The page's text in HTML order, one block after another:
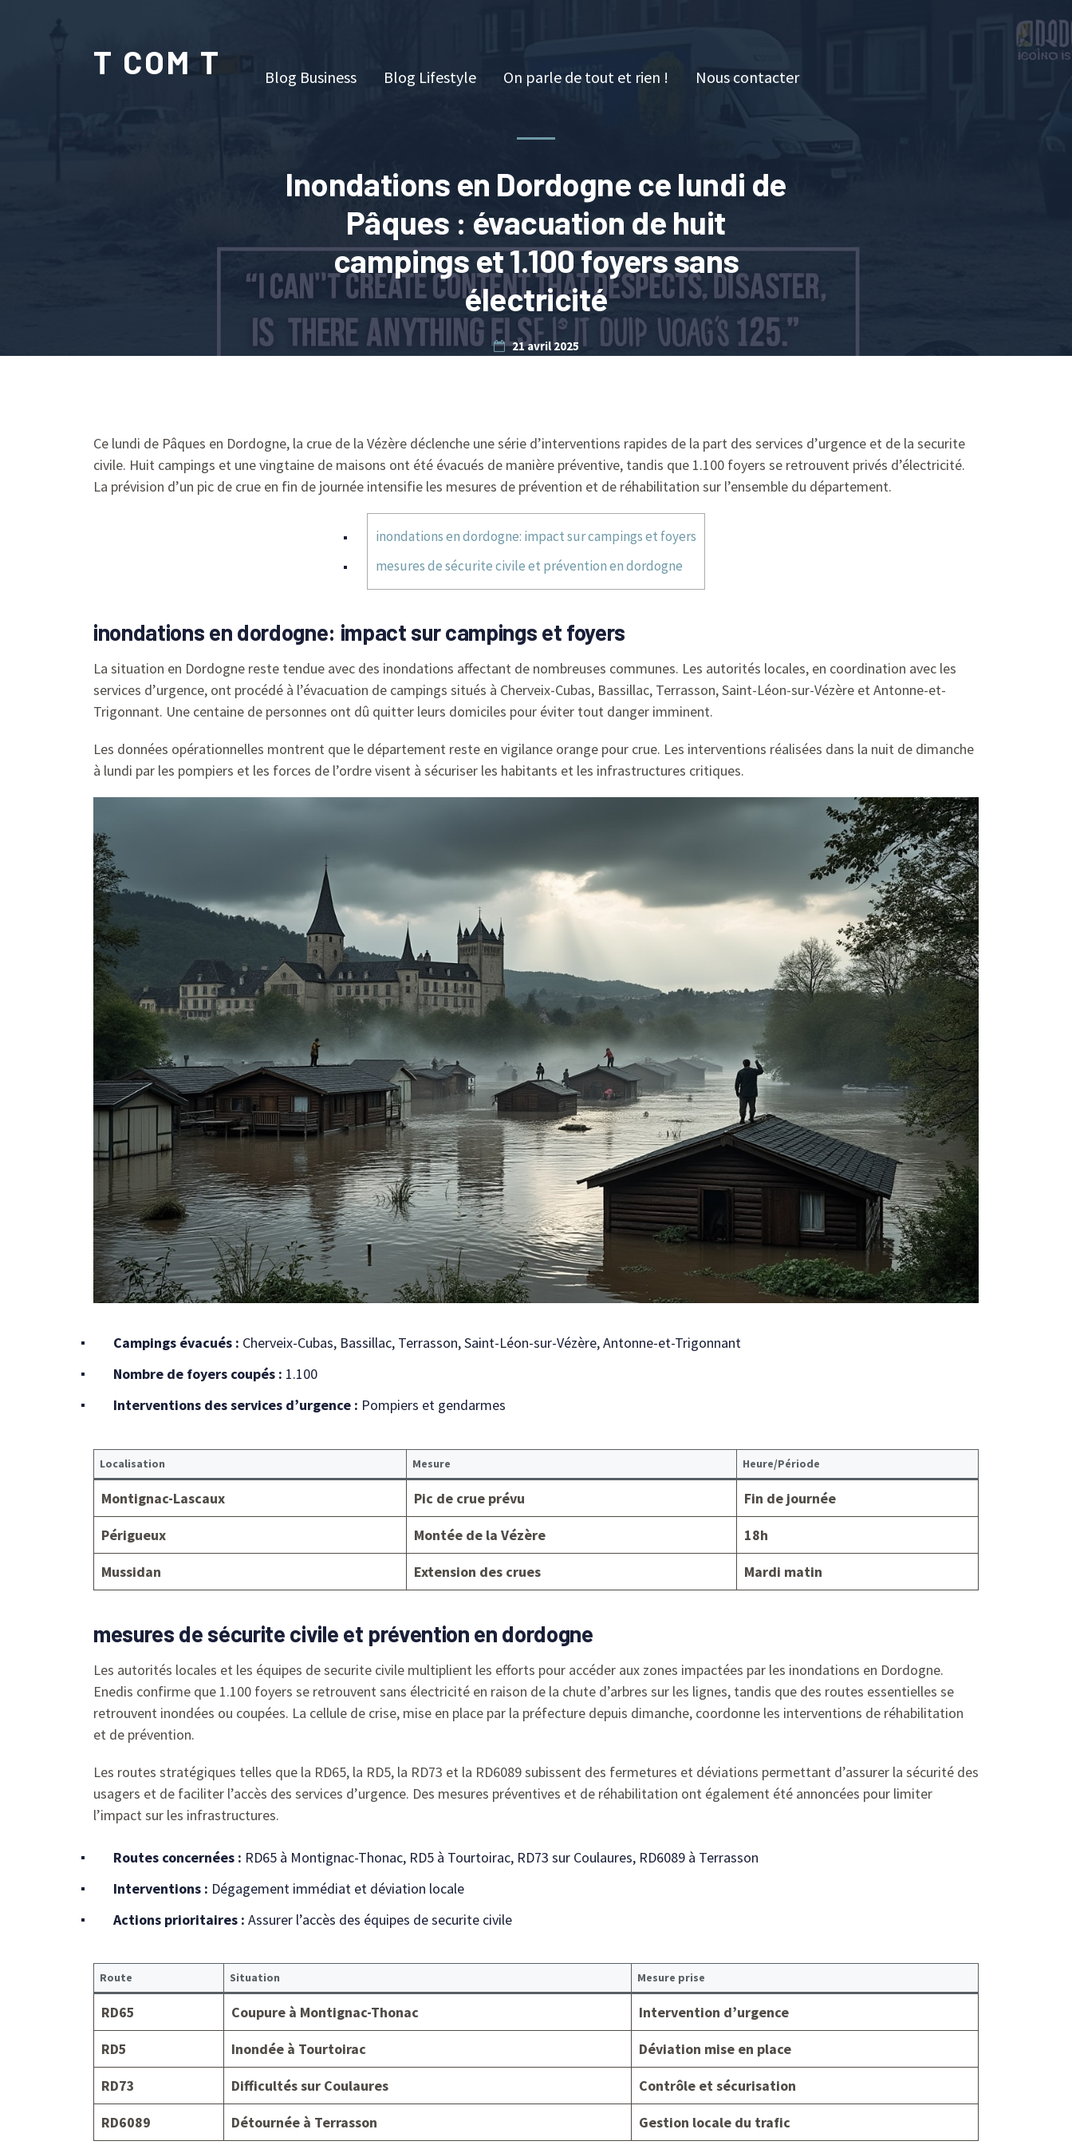
T COM T Blog Business Blog Lifestyle On parle de tout et rien ! Nous contacter
Inondations en Dordogne ce lundi de
Pâques : évacuation de huit
campings et 1.100 foyers sans
électricité
21 avril 2025
Ce lundi de Pâques en Dordogne, la crue de la Vézère déclenche une série d’interventions rapides de la part des services d’urgence et de la securite
civile. Huit campings et une vingtaine de maisons ont été évacués de manière préventive, tandis que 1.100 foyers se retrouvent privés d’électricité.
La prévision d’un pic de crue en fin de journée intensifie les mesures de prévention et de réhabilitation sur l’ensemble du département.
inondations en dordogne: impact sur campings et foyers
mesures de sécurite civile et prévention en dordogne
inondations en dordogne: impact sur campings et foyers
La situation en Dordogne reste tendue avec des inondations affectant de nombreuses communes. Les autorités locales, en coordination avec les
services d’urgence, ont procédé à l’évacuation de campings situés à Cherveix-Cubas, Bassillac, Terrasson, Saint-Léon-sur-Vézère et Antonne-et-
Trigonnant. Une centaine de personnes ont dû quitter leurs domiciles pour éviter tout danger imminent.
Les données opérationnelles montrent que le département reste en vigilance orange pour crue. Les interventions réalisées dans la nuit de dimanche
à lundi par les pompiers et les forces de l’ordre visent à sécuriser les habitants et les infrastructures critiques.
Campings évacués : Cherveix-Cubas, Bassillac, Terrasson, Saint-Léon-sur-Vézère, Antonne-et-Trigonnant
Nombre de foyers coupés : 1.100
Interventions des services d’urgence : Pompiers et gendarmes
Localisation Mesure Heure/Période
Montignac-Lascaux Pic de crue prévu
Fin de journée
Périgueux
Montée de la Vézère
18h
Mussidan
Extension des crues Mardi matin
mesures de sécurite civile et prévention en dordogne
Les autorités locales et les équipes de securite civile multiplient les efforts pour accéder aux zones impactées par les inondations en Dordogne.
Enedis confirme que 1.100 foyers se retrouvent sans électricité en raison de la chute d’arbres sur les lignes, tandis que des routes essentielles se
retrouvent inondées ou coupées. La cellule de crise, mise en place par la préfecture depuis dimanche, coordonne les interventions de réhabilitation
et de prévention.
Les routes stratégiques telles que la RD65, la RD5, la RD73 et la RD6089 subissent des fermetures et déviations permettant d’assurer la sécurité des
usagers et de faciliter l’accès des services d’urgence. Des mesures préventives et de réhabilitation ont également été annoncées pour limiter
l’impact sur les infrastructures.
Routes concernées : RD65 à Montignac-Thonac, RD5 à Tourtoirac, RD73 sur Coulaures, RD6089 à Terrasson
Interventions : Dégagement immédiat et déviation locale
Actions prioritaires : Assurer l’accès des équipes de securite civile
Route Situation Mesure prise
RD65 Coupure à Montignac-Thonac
Intervention d’urgence
RD5
Inondée à Tourtoirac
Déviation mise en place
RD73
Difficultés sur Coulaures
Contrôle et sécurisation
RD6089
Détournée à Terrasson Gestion locale du trafic